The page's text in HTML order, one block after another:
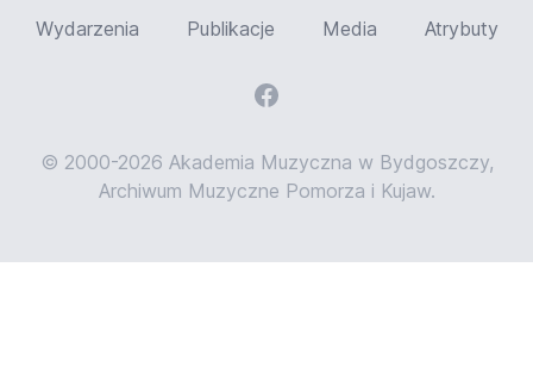
Wydarzenia Publikacje Media Atrybuty
© 2000-2026 Akademia Muzyczna w Bydgoszczy,
Archiwum Muzyczne Pomorza i Kujaw.